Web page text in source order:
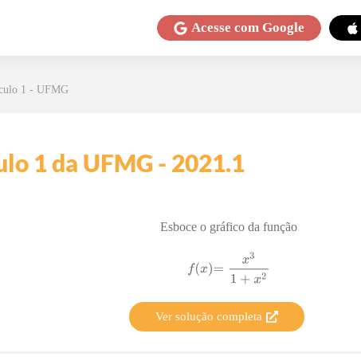
Acesse com Google
1 - UFMG
1 da UFMG - 2021.1
Esboce o gráfico da função
Ver solução completa